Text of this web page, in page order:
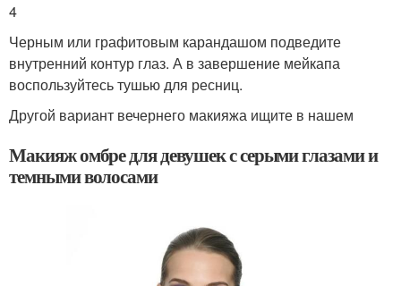
4
Черным или графитовым карандашом подведите
внутренний контур глаз. А в завершение мейкапа
воспользуйтесь тушью для ресниц.
Другой вариант вечернего макияжа ищите в нашем
Макияж омбре для девушек с серыми глазами и
темными волосами